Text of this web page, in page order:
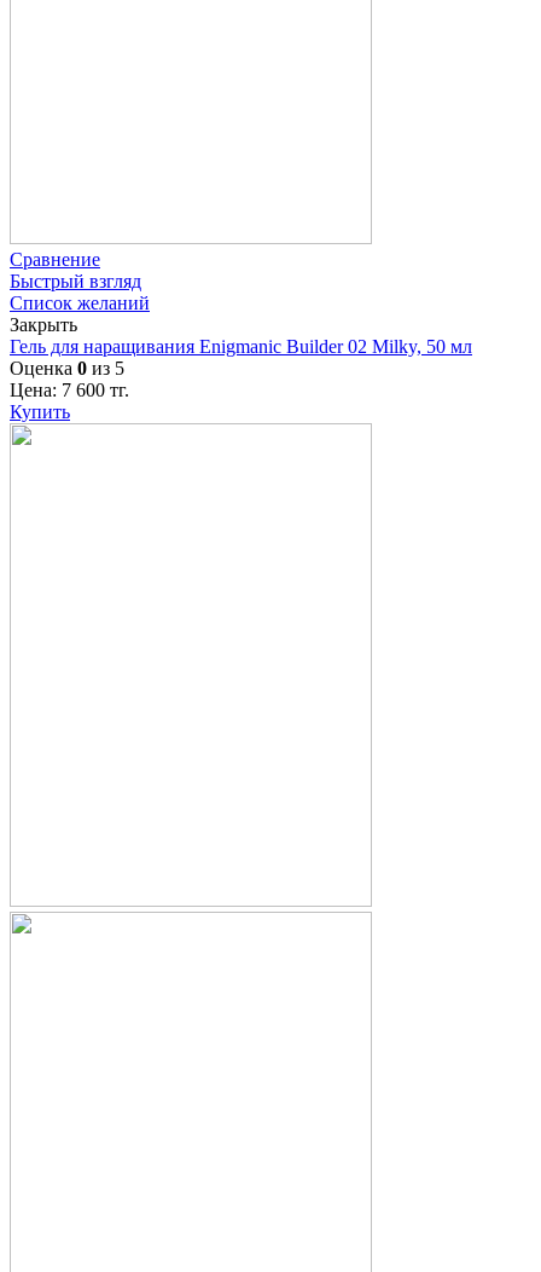
Сравнение
Быстрый взгляд
Список желаний
Закрыть
Гель для наращивания Enigmanic Builder 02 Milky, 50 мл
Оценка 0 из 5
Цена: 7 600 тг.
Купить